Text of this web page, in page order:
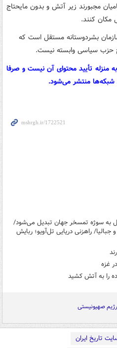
مجبورند زیر آتش و بدون مایحتاج
مکان کنند.
بشردوستانه مستقل است که
حزب سیاسی وابسته نیست.
منزله تأیید محتوای آن نیست و صرفا
منتشر می‌شود.
به سوژه تمسخر جهان تبدیل می‌شود/
راهزنی دریایی تل‌آویو؛ ربایش
غزه
را به آتش کشید
رژیم صهیونیستی
تاریخ ایران